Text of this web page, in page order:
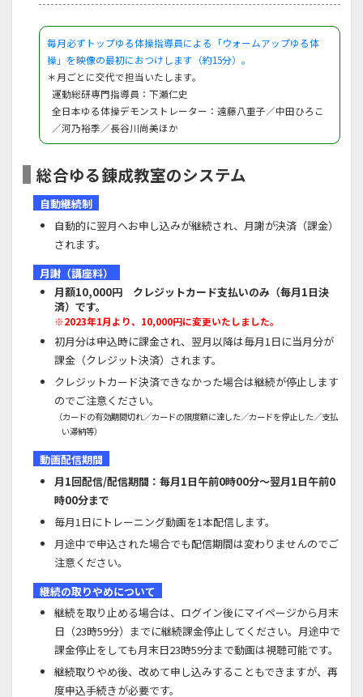
毎月必ずトップゆる体操指導員による「ウォームアップゆる体
操」を映像の最初におつけします（約15分）。
＊月ごとに交代で担当いたします。
運動総研専門指導員：下瀬仁史
全日本ゆる体操デモンストレーター：遠藤八重子／中田ひろこ
／河乃裕季／長谷川尚美ほか
総合ゆる錬成教室のシステム
自動継続制
自動的に翌月へお申し込みが継続され、月謝が決済（課金）
されます。
月謝（講座料）
月額10,000円 クレジットカード支払いのみ（毎月1日決
済）です。
※2023年1月より、10,000円に変更いたしました。
初月分は申込時に課金され、翌月以降は毎月1日に当月分が
課金（クレジット決済）されます。
クレジットカード決済できなかった場合は継続が停止します
のでご注意ください。
（カードの有効期間切れ／カードの限度額に達した／カードを停止した／支払
い滞納等）
動画配信期間
月1回配信/配信期間：毎月1日午前0時00分～翌月1日午前0
時00分まで
毎月1日にトレーニング動画を1本配信します。
月途中で申込された場合でも配信期間は変わりませんのでご
注意ください。
継続の取りやめについて
継続を取り止める場合は、ログイン後にマイページから月末
日（23時59分）までに継続課金停止してください。月途中で
課金停止をしても月末日23時59分まで動画は視聴可能です。
継続取りやめ後、改めて申し込みすることもできますが、再
度申込手続きが必要です。